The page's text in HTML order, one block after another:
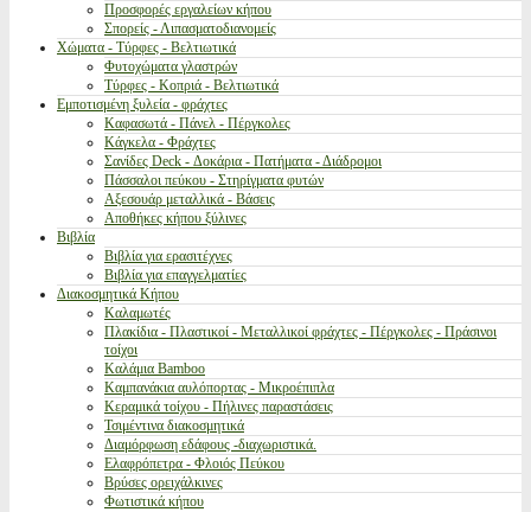
Προσφορές εργαλείων κήπου
Σπορείς - Λιπασματοδιανομείς
Χώματα - Τύρφες - Βελτιωτικά
Φυτοχώματα γλαστρών
Τύρφες - Κοπριά - Βελτιωτικά
Εμποτισμένη ξυλεία - φράχτες
Καφασωτά - Πάνελ - Πέργκολες
Κάγκελα - Φράχτες
Σανίδες Deck - Δοκάρια - Πατήματα - Διάδρομοι
Πάσσαλοι πεύκου - Στηρίγματα φυτών
Αξεσουάρ μεταλλικά - Βάσεις
Αποθήκες κήπου ξύλινες
Βιβλία
Βιβλία για ερασιτέχνες
Βιβλία για επαγγελματίες
Διακοσμητικά Κήπου
Καλαμωτές
Πλακίδια - Πλαστικοί - Μεταλλικοί φράχτες - Πέργκολες - Πράσινοι
τοίχοι
Καλάμια Bamboo
Καμπανάκια αυλόπορτας - Μικροέπιπλα
Κεραμικά τοίχου - Πήλινες παραστάσεις
Τσιμέντινα διακοσμητικά
Διαμόρφωση εδάφους -διαχωριστικά.
Ελαφρόπετρα - Φλοιός Πεύκου
Βρύσες ορειχάλκινες
Φωτιστικά κήπου